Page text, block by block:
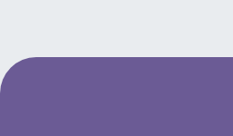
www.hiltonbetx.org/